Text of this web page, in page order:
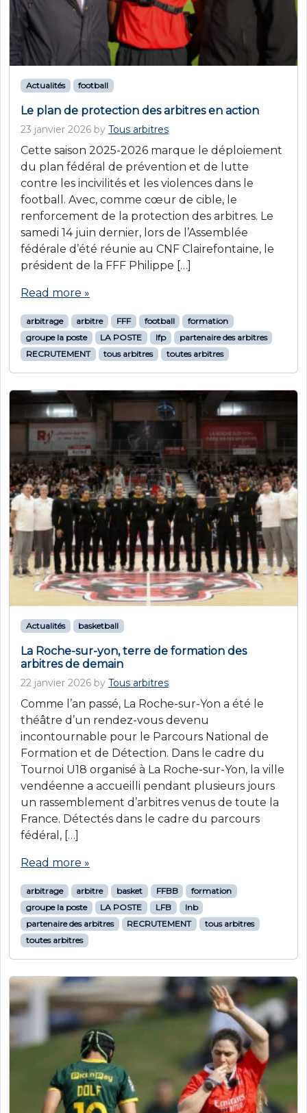
Actualités football
Le plan de protection des arbitres en action
23 janvier 2026 by Tous arbitres
Cette saison 2025-2026 marque le déploiement
du plan fédéral de prévention et de lutte
contre les incivilités et les violences dans le
football. Avec, comme cœur de cible, le
renforcement de la protection des arbitres. Le
samedi 14 juin dernier, lors de l’Assemblée
fédérale d’été réunie au CNF Clairefontaine, le
président de la FFF Philippe […]
Read more »
arbitrage arbitre FFF football
formation
groupe la poste
LA POSTE lfp
partenaire des arbitres
RECRUTEMENT
tous arbitres toutes arbitres
Actualités basketball
La Roche-sur-yon, terre de formation des
arbitres de demain
22 janvier 2026 by Tous arbitres
Comme l’an passé, La Roche-sur-Yon a été le
théâtre d’un rendez-vous devenu
incontournable pour le Parcours National de
Formation et de Détection. Dans le cadre du
Tournoi U18 organisé à La Roche-sur-Yon, la ville
vendéenne a accueilli pendant plusieurs jours
un rassemblement d’arbitres venus de toute la
France. Détectés dans le cadre du parcours
fédéral, […]
Read more »
arbitrage arbitre basket FFBB
formation
groupe la poste
LA POSTE LFB
lnb
partenaire des arbitres
RECRUTEMENT
tous arbitres
toutes arbitres